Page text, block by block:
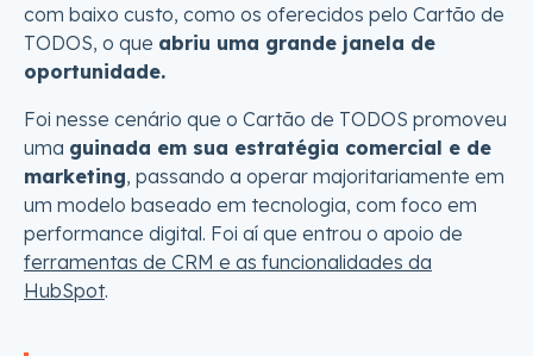
com baixo custo, como os oferecidos pelo Cartão de
TODOS, o que abriu uma grande janela de
oportunidade.
Foi nesse cenário que o Cartão de TODOS promoveu
uma guinada em sua estratégia comercial e de
marketing, passando a operar majoritariamente em
um modelo baseado em tecnologia, com foco em
performance digital. Foi aí que entrou o apoio de
ferramentas de CRM e as funcionalidades da
HubSpot.